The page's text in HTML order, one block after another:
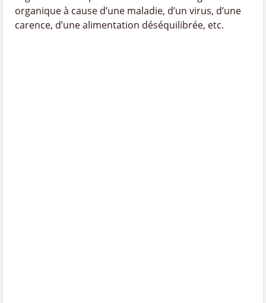
organique à cause d’une maladie, d’un virus, d’une
carence, d’une alimentation déséquilibrée, etc.